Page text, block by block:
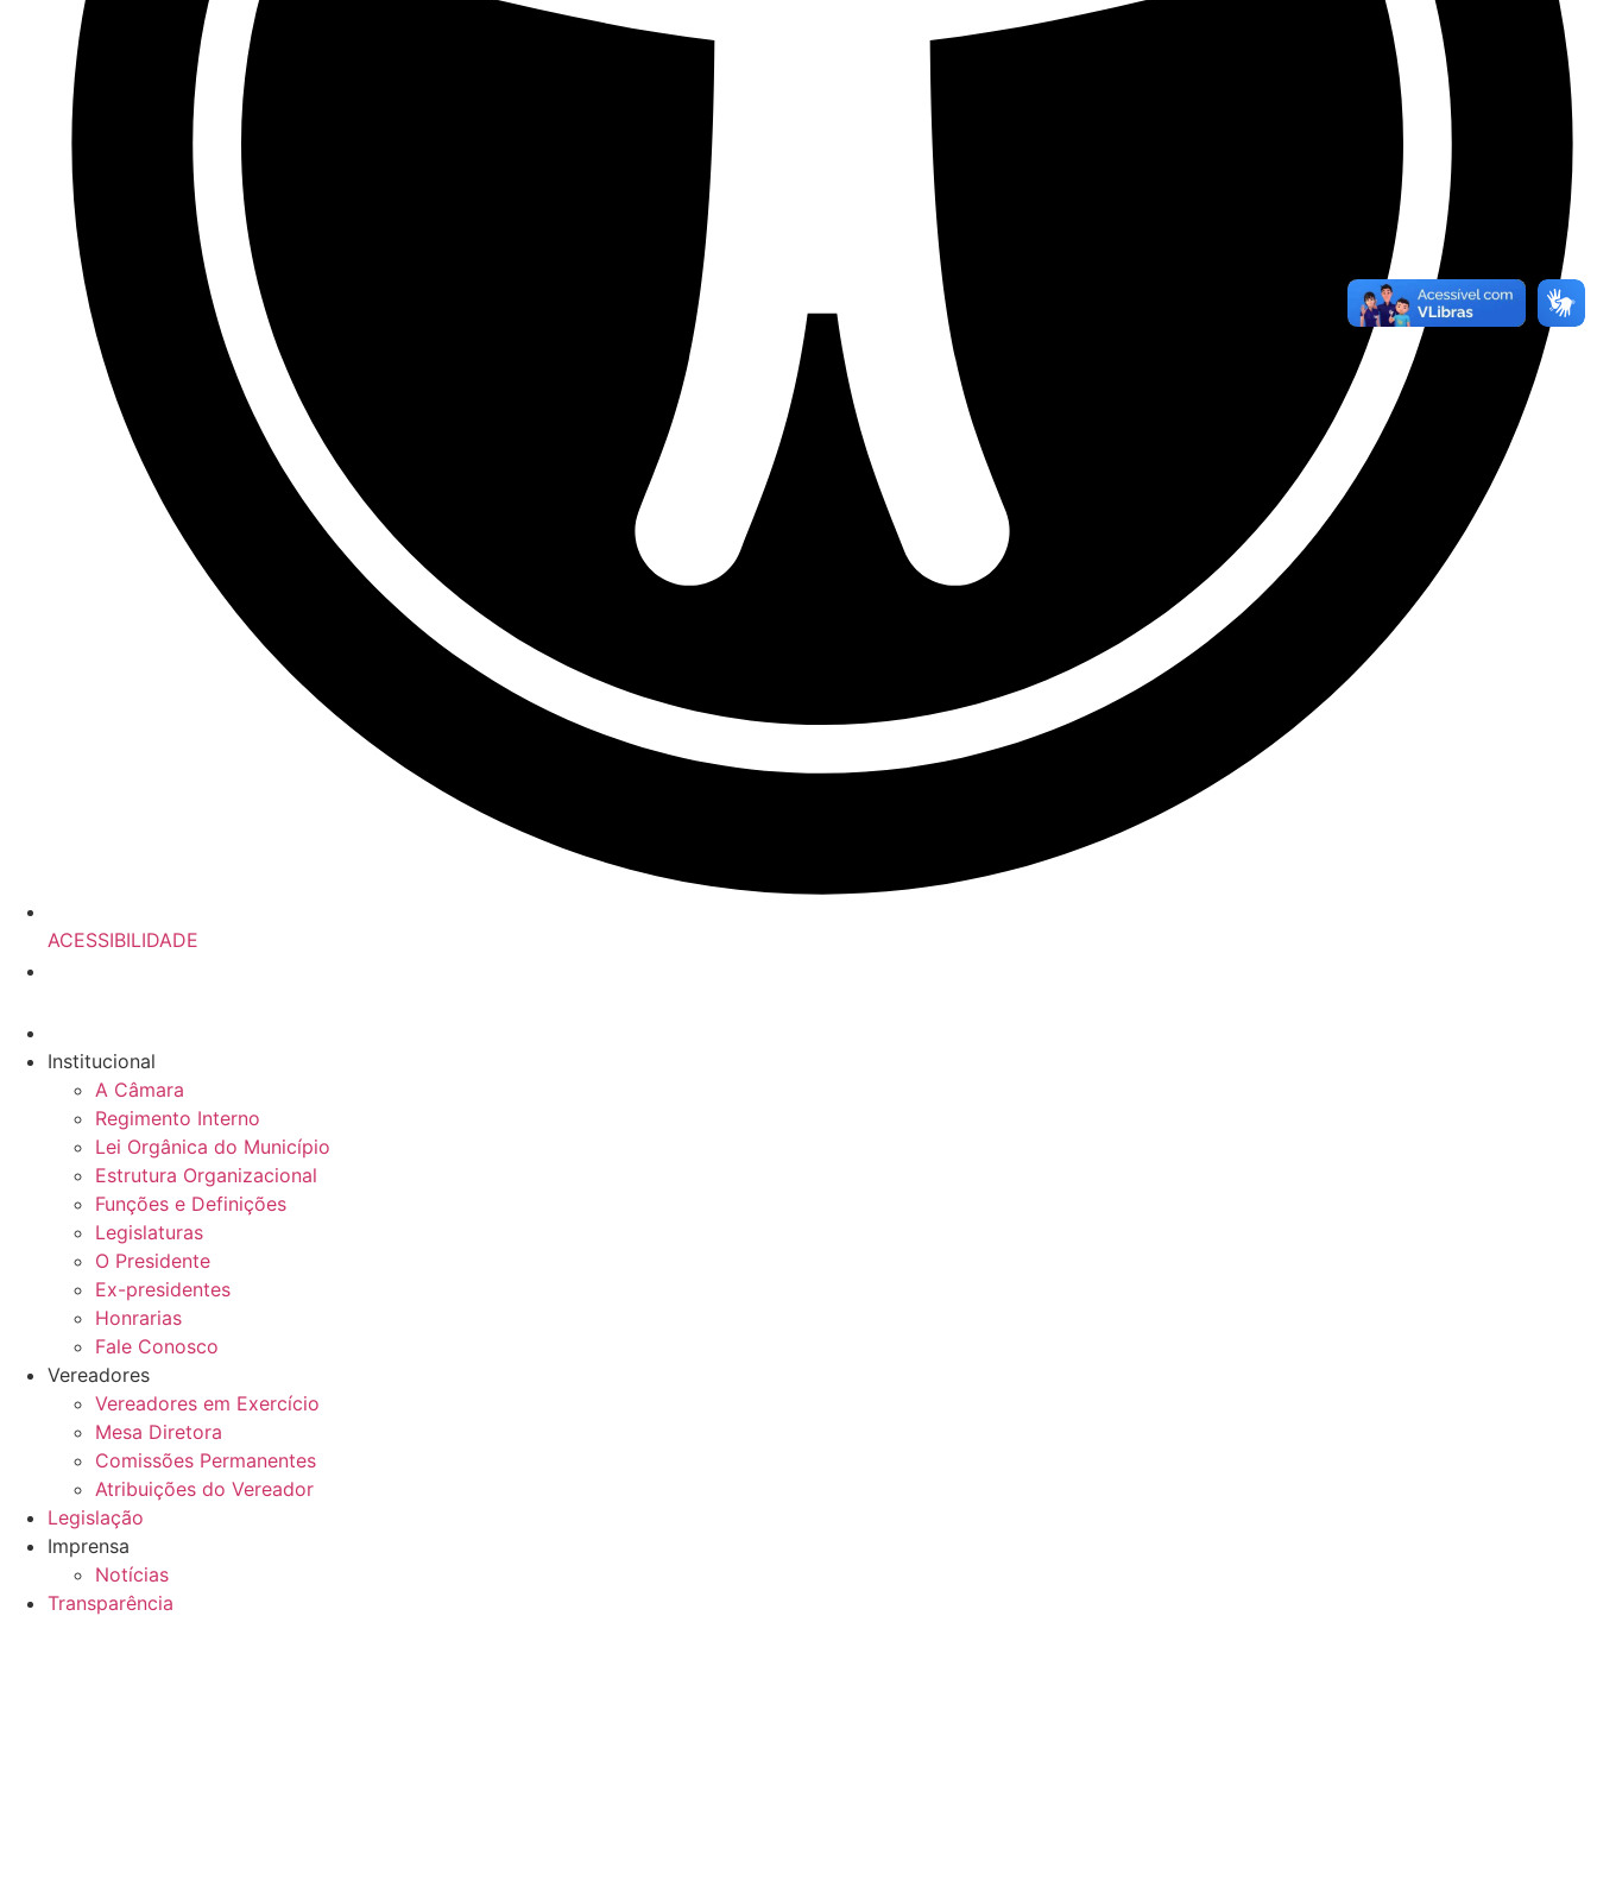
ACESSIBILIDADE
Institucional
A Câmara
Regimento Interno
Lei Orgânica do Município
Estrutura Organizacional
Funções e Definições
Legislaturas
O Presidente
Ex-presidentes
Honrarias
Fale Conosco
Vereadores
Vereadores em Exercício
Mesa Diretora
Comissões Permanentes
Atribuições do Vereador
Legislação
Imprensa
Notícias
Transparência